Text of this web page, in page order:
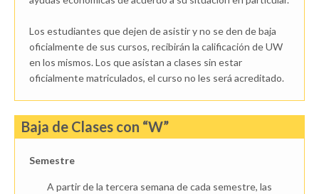
Los estudiantes que dejen de asistir y no se den de baja
oficialmente de sus cursos, recibirán la calificación de UW
en los mismos. Los que asistan a clases sin estar
oficialmente matriculados, el curso no les será acreditado.
Baja de Clases con “W”
Semestre
A partir de la tercera semana de cada semestre, las